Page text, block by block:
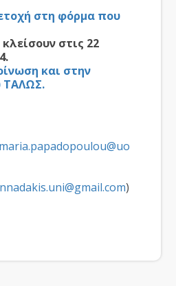
στη φόρμα που
στις 22
και στην
ΤΑΛΩΣ.
maria.papadopoulou@uo
)